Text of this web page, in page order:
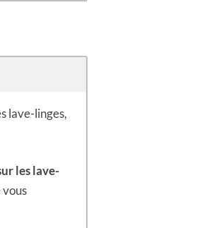
lave-linges,
les lave-